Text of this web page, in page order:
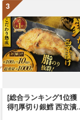
3
[総合ランキング1位獲
得!]厚切り銀鱈 西京漬